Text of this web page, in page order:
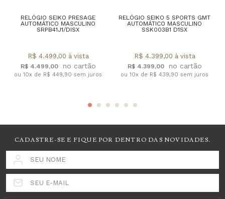
RELÓGIO SEIKO PRESAGE
AUTOMÁTICO MASCULINO
SRPB41J1/DISX
R$ 4.499,00
R$ 4.499,00 à vista
ou 10x de R$ 449,90 sem juros
RELÓGIO SEIKO 5 SPORTS GMT
AUTOMÁTICO MASCULINO
SSK003B1 D1SX
R$ 4.399,00
R$ 4.399,00 à vista
ou 10x de R$ 439,90 sem juros
CADASTRE-SE E FIQUE POR DENTRO DAS NOVIDADES.
SEU NOME
SEU E-MAIL